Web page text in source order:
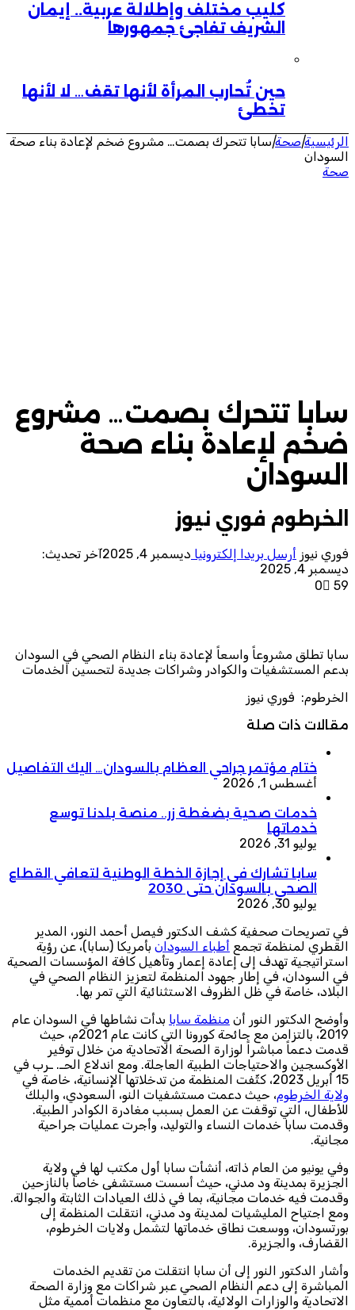
كليب مختلف وإطلالة عربية.. إيمان
الشريف تفاجئ جمهورها
حين تُحارب المرأة لأنها تقف… لا لأنها
تخطئ
الرئيسية|صحة|سابا تتحرك بصمت… مشروع ضخم لإعادة بناء صحة
السودان
صحة
سابا تتحرك بصمت… مشروع
ضخم لإعادة بناء صحة
السودان
الخرطوم فوري نيوز
فوري نيوز أرسل بريدا إلكترونيا ديسمبر 4, 2025
آخر تحديث:
ديسمبر 4, 2025
0
59
سابا تطلق مشروعاً واسعاً لإعادة بناء النظام الصحي في السودان
بدعم المستشفيات والكوادر وشراكات جديدة لتحسين الخدمات
الخرطوم: فوري نيوز
مقالات ذات صلة
ختام مؤتمر جراحي العظام بالسودان… اليك التفاصيل
أغسطس 1, 2026
خدمات صحية بضغطة زر.. منصة بلدنا توسع
خدماتها
يوليو 31, 2026
سابا تشارك في إجازة الخطة الوطنية لتعافي القطاع
الصحي بالسودان حتى 2030
يوليو 30, 2026
في تصريحات صحفية كشف الدكتور فيصل أحمد النور، المدير
القطري لمنظمة تجمع أطباء السودان بأمريكا (سابا)، عن رؤية
استراتيجية تهدف إلى إعادة إعمار وتأهيل كافة المؤسسات الصحية
في السودان، في إطار جهود المنظمة لتعزيز النظام الصحي في
البلاد، خاصة في ظل الظروف الاستثنائية التي تمر بها.
وأوضح الدكتور النور أن منظمة سابا بدأت نشاطها في السودان عام
2019، بالتزامن مع جائحة كورونا التي كانت عام 2021م، حيث
قدمت دعماً مباشراً لوزارة الصحة الاتحادية من خلال توفير
الأوكسجين والاحتياجات الطبية العاجلة. ومع اندلاع الحـ. ـرب في
15 أبريل 2023، كثّفت المنظمة من تدخلاتها الإنسانية، خاصة في
ولاية الخرطوم، حيث دعمت مستشفيات النو، السعودي، والبلك
للأطفال، التي توقفت عن العمل بسبب مغادرة الكوادر الطبية.
وقدمت سابا خدمات النساء والتوليد، وأجرت عمليات جراحية
مجانية.
وفي يونيو من العام ذاته، أنشأت سابا أول مكتب لها في ولاية
الجزيرة بمدينة ود مدني، حيث أسست مستشفى خاصاً بالنازحين
وقدمت فيه خدمات مجانية، بما في ذلك العيادات الثابتة والجوالة.
ومع اجتياح المليشيات لمدينة ود مدني، انتقلت المنظمة إلى
بورتسودان، ووسعت نطاق خدماتها لتشمل ولايات الخرطوم،
القضارف، والجزيرة.
وأشار الدكتور النور إلى أن سابا انتقلت من تقديم الخدمات
المباشرة إلى دعم النظام الصحي عبر شراكات مع وزارة الصحة
الاتحادية والوزارات الولائية، بالتعاون مع منظمات أممية مثل